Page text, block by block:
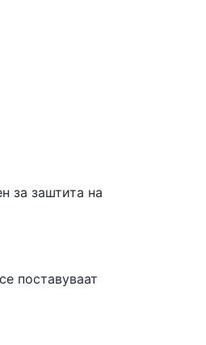
за заштита на
поставуваат